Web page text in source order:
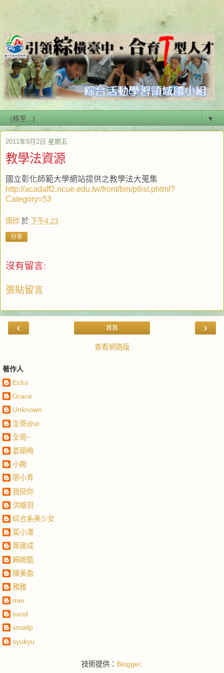
▼
2011年9月2日 星期五
教學法資源
國立彰化師範大學網站提供之教學法大蒐集
http://acadaff2.ncue.edu.tw/front/bin/ptlist.phtml?
Category=53
雨欣 於 下午4:23
分享
沒有留言:
張貼留言
‹ ›
首頁
查看網路版
著作人
Echo
Grace
Unknown
全哥@st
全哥~
姜韻梅
小婉
廖小青
我挺你
洪繪羽
綜合系美少女
菜小澤
葉建成
賴婉甄
陳美盈
雅雅
mei
sand
smallp
syukyu
技術提供： Blogger.